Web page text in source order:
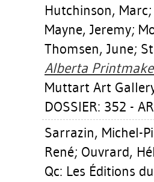
Hutchinson, Marc
Mayne, Jeremy;
Thomsen, June;
Alberta
Muttart Art
DOSSIER: 352 -
Sarrazin, Michel-
René; Ouvrard,
Qc: Les Éditions